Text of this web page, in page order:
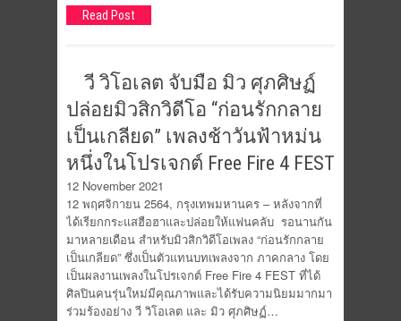
Read Post
วี วิโอเลต จับมือ มิว ศุภศิษฏ์
ปล่อยมิวสิกวิดีโอ “ก่อนรักกลาย
เป็นเกลียด” เพลงช้าวันฟ้าหม่น
หนึ่งในโปรเจกต์ Free Fire 4 FEST
12 November 2021
12 พฤศจิกายน 2564, กรุงเทพมหานคร – หลังจากที่
ได้เรียกกระแสฮือฮาและปล่อยให้แฟนคลับ รอนานกัน
มาหลายเดือน สำหรับมิวสิกวิดีโอเพลง “ก่อนรักกลาย
เป็นเกลียด” ซึ่งเป็นตัวแทนบทเพลงจาก ภาคกลาง โดย
เป็นผลงานเพลงในโปรเจกต์ Free Fire 4 FEST ที่ได้
ศิลปินคนรุ่นใหม่มีคุณภาพและได้รับความนิยมมากมา
ร่วมร้องอย่าง วี วิโอเลต และ มิว ศุภศิษฏ์…